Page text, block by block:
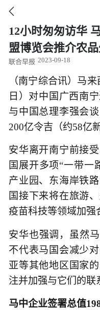

12小时匆匆访华
盟博览会推介农
联合早报 2023-09-18
（南宁综合讯）马
日）对中国广西南
与中国总理李强会
200亿令吉（约58亿
安华离开南宁前接
国展开多项“一带一
产业园、东海岸铁
国接下来将在旅游
疫苗科技等领域加强
安华也强调，虽然
不代表马国会减少
亚等其他地区国家
注并加强与它们的联
马中企业签署总值